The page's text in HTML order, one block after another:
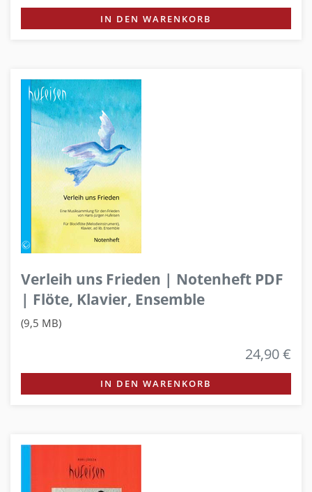
IN DEN WARENKORB
Verleih uns Frieden | Notenheft PDF
| Flöte, Klavier, Ensemble
(9,5 MB)
24,90 €
IN DEN WARENKORB